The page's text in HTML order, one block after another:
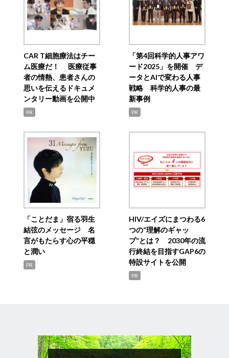
CAR T細胞療法はチー
ム医療だ！ 医療従事
者の情熱、患者さんの
思いを伝えるドキュメ
ンタリー動画を公開中
PR
「第4回科学的人事アワ
ード2025」を開催 デ
ータとAIで変わる人事
戦略 科学的人事の最
新事例
PR
「ことだま」宿る羽生
結弦のメッセージ 名
言がもたらす心の平穏
と潤い
PR
HIV/エイズにまつわる6
つの“理解のギャッ
プ”とは？ 2030年の流
行終結を目指すGAP6の
特設サイトを公開
PR